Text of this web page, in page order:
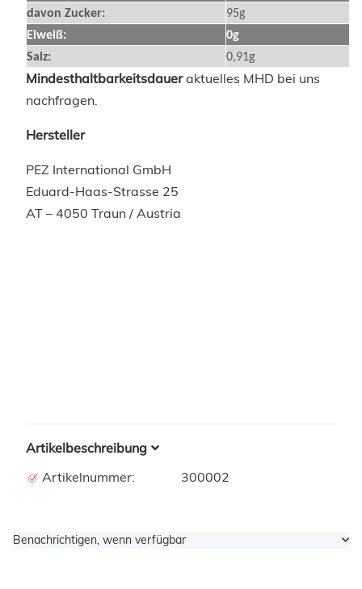
davon Zucker:
95g
Eiweiß:
0g
Salz:
0,91g
Mindesthaltbarkeitsdaueraktuelles MHD bei uns
nachfragen.
Hersteller
PEZ International GmbH
Eduard-Haas-Strasse 25
AT – 4050 Traun / Austria
Artikelbeschreibung
Artikelnummer:
300002
Benachrichtigen, wenn verfügbar